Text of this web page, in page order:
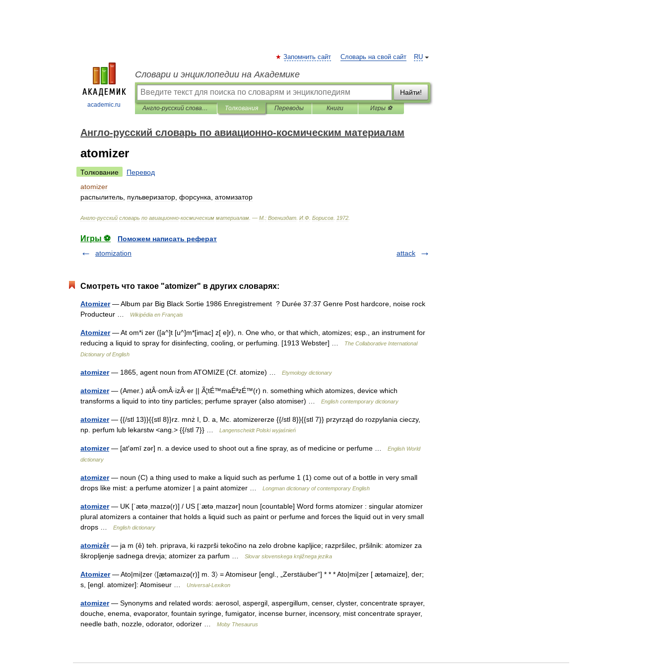
academic.ru
RU
Запомнить сайт Словарь на свой сайт
Словари и энциклопедии на Академике
Найти!
Англо-русский словарь по авиационно-космическим материалам Толкования Переводы Книги Игры ⚽
Англо-русский словарь по авиационно-космическим материалам
atomizer
Толкование
Перевод
atomizer
распылитель пульверизатор форсунка атомизатор
Англо-русский словарь по авиационно-космическим материалам . — М : Воениздат И Ф Борисов 1972
Игры ⚽
Поможем написать реферат
atomization
attack
Смотреть что такое "atomizer" в других словарях:
Atomizer— Album par Big Black Sortie 1986 Enregistrement ? Durée 37:37 Genre Post hardcore, noise rock
Producteur …
Wikipédia en Français
Atomizer— At om*i zer ([a^]t [u^]m*[imac] z[ e]r), n. One who, or that which, atomizes; esp., an instrument for
reducing a liquid to spray for disinfecting, cooling, or perfuming. [1913 Webster] …
The Collaborative International
Dictionary of English
atomizer— 1865, agent noun from ATOMIZE (Cf. atomize) … Etymology dictionary
atomizer— (Amer.) atÂ·omÂ·izÂ·er || Ã¦tÉ™maÉªzÉ™(r) n. something which atomizes, device which
transforms a liquid to into tiny particles; perfume sprayer (also atomiser) …
English contemporary dictionary
atomizer— {{/stl 13}}{{stl 8}}rz. mnż I, D. a, Mc. atomizererze {{/stl 8}}{{stl 7}} przyrząd do rozpylania cieczy,
np. perfum lub lekarstw <ang.> {{/stl 7}} …
Langenscheidt Polski wyjaśnień
atomizer— [at′əmī zər] n. a device used to shoot out a fine spray, as of medicine or perfume …
English World
dictionary
atomizer— noun (C) a thing used to make a liquid such as perfume 1 (1) come out of a bottle in very small
drops like mist: a perfume atomizer | a paint atomizer …
Longman dictionary of contemporary English
atomizer— UK [ˈætəˌmaɪzə(r)] / US [ˈætəˌmaɪzər] noun [countable] Word forms atomizer : singular atomizer
plural atomizers a container that holds a liquid such as paint or perfume and forces the liquid out in very small
drops …
English dictionary
atomizêr— ja m (ȇ) teh. priprava, ki razprši tekočino na zelo drobne kapljice; razpršilec, pršilnik: atomizer za
škropljenje sadnega drevja; atomizer za parfum …
Slovar slovenskega knjižnega jezika
Atomizer— Ato|mi|zer 〈[æ̣təmaızə(r)] m. 3〉 = Atomiseur [engl., „Zerstäuber“] * * * Ato|mi|zer [ ætəmaizɐ], der;
s, [engl. atomizer]: Atomiseur …
Universal-Lexikon
atomizer— Synonyms and related words: aerosol, aspergil, aspergillum, censer, clyster, concentrate sprayer,
douche, enema, evaporator, fountain syringe, fumigator, incense burner, incensory, mist concentrate sprayer,
needle bath, nozzle, odorator, odorizer …
Moby Thesaurus